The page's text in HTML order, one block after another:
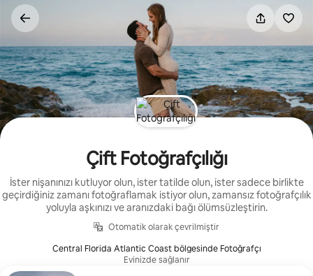
İçeriğe
atla
Çift Fotoğrafçılığı
İster nişanınızı kutluyor olun, ister tatilde olun, ister sadece birlikte
geçirdiğiniz zamanı fotoğraflamak istiyor olun, zamansız fotoğrafçılık
yoluyla aşkınızı ve aranızdaki bağı ölümsüzleştirin.
Otomatik olarak çevrilmiştir
Central Florida Atlantic Coast bölgesinde Fotoğrafçı
Evinizde sağlanır